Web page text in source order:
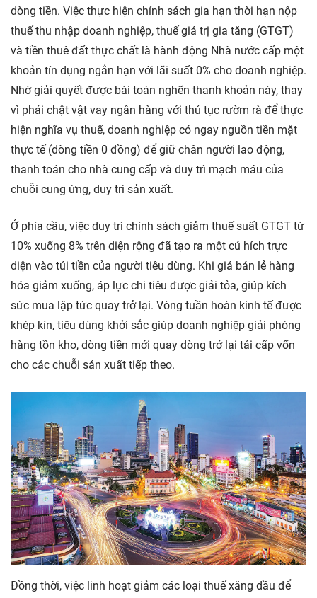
dòng tiền. Việc thực hiện chính sách gia hạn thời hạn nộp
thuế thu nhập doanh nghiệp, thuế giá trị gia tăng (GTGT)
và tiền thuê đất thực chất là hành động Nhà nước cấp một
khoản tín dụng ngắn hạn với lãi suất 0% cho doanh nghiệp.
Nhờ giải quyết được bài toán nghẽn thanh khoản này, thay
vì phải chật vật vay ngân hàng với thủ tục rườm rà để thực
hiện nghĩa vụ thuế, doanh nghiệp có ngay nguồn tiền mặt
thực tế (dòng tiền 0 đồng) để giữ chân người lao động,
thanh toán cho nhà cung cấp và duy trì mạch máu của
chuỗi cung ứng, duy trì sản xuất.
Ở phía cầu, việc duy trì chính sách giảm thuế suất GTGT từ
10% xuống 8% trên diện rộng đã tạo ra một cú hích trực
diện vào túi tiền của người tiêu dùng. Khi giá bán lẻ hàng
hóa giảm xuống, áp lực chi tiêu được giải tỏa, giúp kích
sức mua lập tức quay trở lại. Vòng tuần hoàn kinh tế được
khép kín, tiêu dùng khởi sắc giúp doanh nghiệp giải phóng
hàng tồn kho, dòng tiền mới quay dòng trở lại tái cấp vốn
cho các chuỗi sản xuất tiếp theo.
Đồng thời, việc linh hoạt giảm các loại thuế xăng dầu để